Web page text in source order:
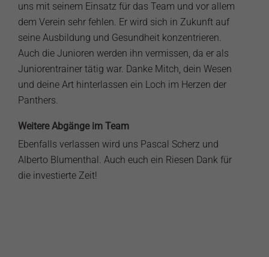
uns mit seinem Einsatz für das Team und vor allem
dem Verein sehr fehlen. Er wird sich in Zukunft auf
seine Ausbildung und Gesundheit konzentrieren.
Auch die Junioren werden ihn vermissen, da er als
Juniorentrainer tätig war. Danke Mitch, dein Wesen
und deine Art hinterlassen ein Loch im Herzen der
Panthers.
Weitere Abgänge im Team
Ebenfalls verlassen wird uns Pascal Scherz und
Alberto Blumenthal. Auch euch ein Riesen Dank für
die investierte Zeit!